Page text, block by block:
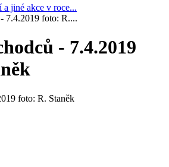
jiné akce v roce...
7.4.2019 foto: R....
- 7.4.2019
foto: R. Staněk